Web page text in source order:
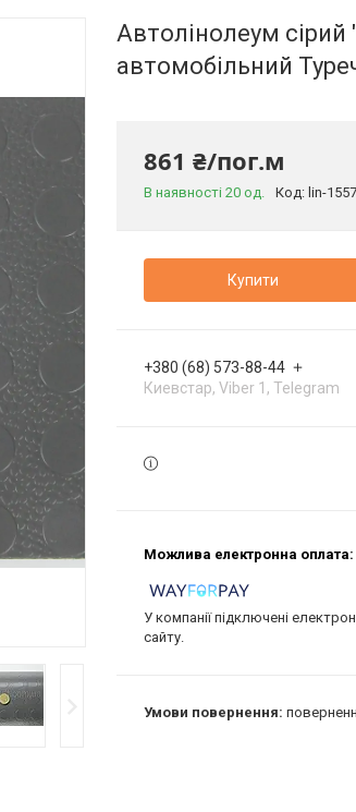
Автолінолеум
автомобільний
861 ₴/пог.м
В наявності 20 од. Код: lin-
Купити
+380 (68) 573-88-44
Киевстар, Viber 1, Telegram
У компанії підключені
сайту.